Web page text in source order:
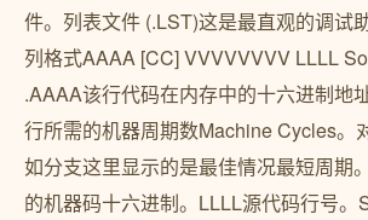
件。列表文件 (.LST)这是最直观的调试
列格式AAAA [CC] VVVVVVVV LLLL
.AAAA该行代码在内存中的十六进制地
行所需的机器周期数Machine Cycles。
如分支这里显示的是最佳情况最短周期
的机器码十六进制。LLLL源代码行号。